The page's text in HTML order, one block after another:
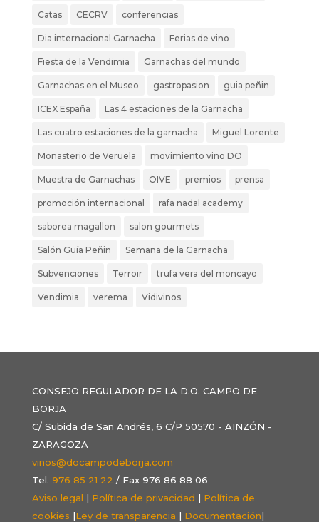
Catas CECRV conferencias
Dia internacional Garnacha Ferias de vino
Fiesta de la Vendimia Garnachas del mundo
Garnachas en el Museo gastropasion guia peñin
ICEX España Las 4 estaciones de la Garnacha
Las cuatro estaciones de la garnacha Miguel Lorente
Monasterio de Veruela movimiento vino DO
Muestra de Garnachas OIVE premios prensa
promoción internacional rafa nadal academy
saborea magallon salon gourmets
Salón Guía Peñin Semana de la Garnacha
Subvenciones Terroir trufa vera del moncayo
Vendimia verema Vidivinos
CONSEJO REGULADOR DE LA D.O. CAMPO DE
BORJA
C/ Subida de San Andrés, 6 C/P 50570 - AINZÓN -
ZARAGOZA
vinos@docampodeborja.com
Tel. 976 85 21 22 / Fax 976 86 88 06
Aviso legal | Política de privacidad | Política de
cookies |Ley de transparencia | Documentación|